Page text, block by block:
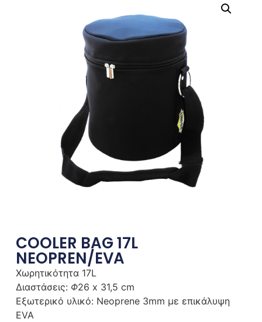
COOLER BAG 17L
NEOPREN/EVA
Χωρητικότητα 17L
Διαστάσεις: Φ26 x 31,5 cm
Εξωτερικό υλικό: Neoprene 3mm με επικάλυψη
EVA